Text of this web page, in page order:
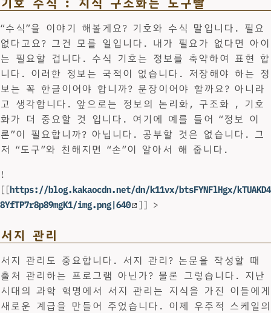
기호 수식 : 지식 구조화는 도구빨
“수식”을 이야기 해볼게요? 기호와 수식 말입니다. 필요
없다고요? 그건 모를 일입니다. 내가 필요가 없다면 아이
는 필요할 겁니다. 수식 기호는 정보를 축약하여 표현 합
니다. 이러한 정보는 국적이 없습니다. 저장해야 하는 정
보는 꼭 한글이어야 합니까? 문장이어야 할까요? 아니라
고 생각합니다. 앞으로는 정보의 논리화, 구조화 , 기호
화가 더 중요할 것 입니다. 여기에 예를 들어 “정보 이
론”이 필요합니까? 아닙니다. 공부할 것은 없습니다. 그
저 “도구”와 친해지면 “손”이 알아서 해 줍니다.
!
[[https://blog.kakaocdn.net/dn/k11vx/btsFYNFlHgx/kTUAKD4
8YfTP7r8p89mgK1/img.png|640
]] >
서지 관리
서지 관리도 중요합니다. 서지 관리? 논문을 작성할 때
출처 관리하는 프로그램 아닌가? 물론 그렇습니다. 지난
시대의 과학 혁명에서 서지 관리는 지식을 가진 이들에게
새로운 계급을 만들어 주었습니다. 이제 우주적 스케일의